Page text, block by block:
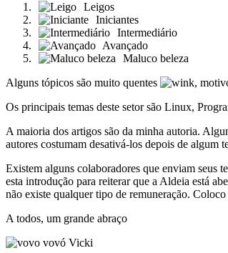
Leigos
Iniciantes
Intermediário
Avançado
Maluco beleza
Alguns tópicos são muito quentes
,
Os principais temas deste setor são Linux,
A maioria dos artigos são da minha autoria.
autores costumam desativá-los depois de algum
Existem alguns colaboradores que enviam seus
esta introdução para reiterar que a Aldeia está
não existe qualquer tipo de remuneração.
A todos, um grande abraço
vovó Vicki